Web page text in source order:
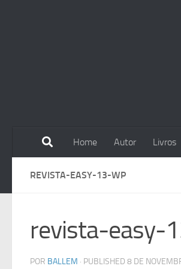
Home Autor Livros
REVISTA-EASY-13-WP
revista-easy-
POR BALLEM · PUBLISHED 8 DE